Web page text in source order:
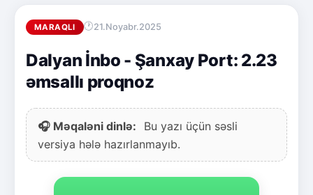
MARAQLI 21.Noyabr.2025
Dalyan İnbo - Şanxay Port: 2.23
əmsallı proqnoz
🎧 Məqaləni dinlə:
Bu yazı üçün səsli
versiya hələ hazırlanmayıb.